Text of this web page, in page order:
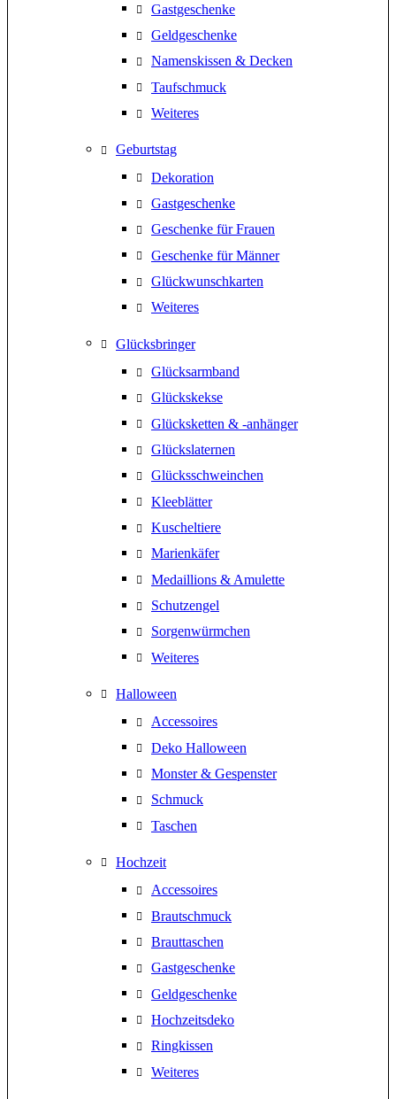
Gastgeschenke
Geldgeschenke
Namenskissen & Decken
Taufschmuck
Weiteres
Geburtstag
Dekoration
Gastgeschenke
Geschenke für Frauen
Geschenke für Männer
Glückwunschkarten
Weiteres
Glücksbringer
Glücksarmband
Glückskekse
Glücksketten & -anhänger
Glückslaternen
Glücksschweinchen
Kleeblätter
Kuscheltiere
Marienkäfer
Medaillions & Amulette
Schutzengel
Sorgenwürmchen
Weiteres
Halloween
Accessoires
Deko Halloween
Monster & Gespenster
Schmuck
Taschen
Hochzeit
Accessoires
Brautschmuck
Brauttaschen
Gastgeschenke
Geldgeschenke
Hochzeitsdeko
Ringkissen
Weiteres